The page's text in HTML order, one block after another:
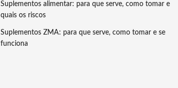
Suplementos alimentar: para que serve, como tomar e
quais os riscos
Suplementos ZMA: para que serve, como tomar e se
funciona